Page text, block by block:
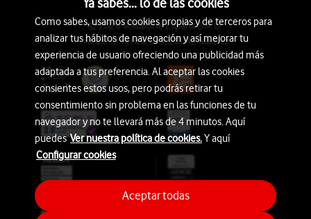
© 2026 Vodafone España S.A.U.
Avda. América 115, 28042 Madrid
Como sabes, usamos cookies propias y de terceros para
analizar tus hábitos de navegación y así mejorar tu
experiencia de usuario ofreciendo una publicidad más
adaptada a tus preferencia. Al aceptar las cookies
consientes estos usos, pero podrás retirar tu
consentimiento sin problema en las funciones de tu
navegador y no te llevará más de 4 minutos. Aquí
puedesVer nuestra política de cookies.Y aquí
Configurar cookies
Aceptar todas